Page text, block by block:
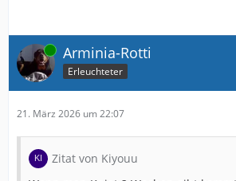
Online Arminia-Rotti
Erleuchteter
21. März 2026 um 22:07
Zitat von Kiyouu